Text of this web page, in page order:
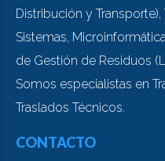
Distribución y
Sistemas,
de Gestión de Residuos
Somos especialistas en
Traslados Técnicos.
CONTACTO